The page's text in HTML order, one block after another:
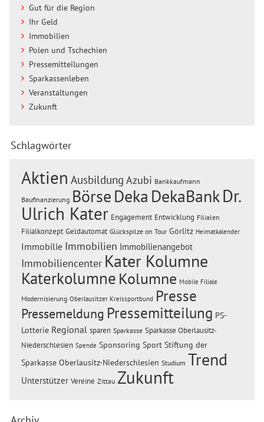
Gut für die Region
Ihr Geld
Immobilien
Polen und Tschechien
Pressemitteilungen
Sparkassenleben
Veranstaltungen
Zukunft
Schlagwörter
Aktien Ausbildung Azubi Bankkaufmann
Baufinanzierung BörseDeka DekaBankDr.
Ulrich Kater Engagement Entwicklung Filialen
Filialkonzept Geldautomat Glückspilze on Tour Görlitz Heimatkalender
Immobilie Immobilien Immobilienangebot
Immobiliencenter Kater Kolumne
Katerkolumne Kolumne Mobile Filiale
Modernisierung Oberlausitzer Kreissportbund Presse
Pressemeldung Pressemitteilung PS-
Lotterie Regional sparen Sparkasse Sparkasse Oberlausitz-
Niederschlesien Spende Sponsoring Sport Stiftung der
Sparkasse Oberlausitz-Niederschlesien Studium Trend
Unterstützer Vereine Zittau Zukunft